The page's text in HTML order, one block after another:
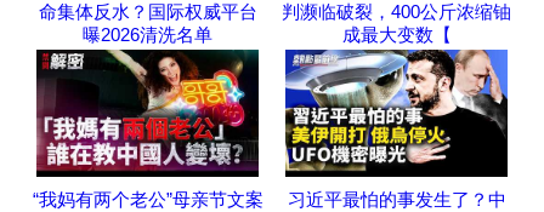
命集体反水？国际权威平台
曝2026清洗名单
判濒临破裂，400公斤浓缩铀
成最大变数【
“我妈有两个老公”母亲节文案
习近平最怕的事发生了？中